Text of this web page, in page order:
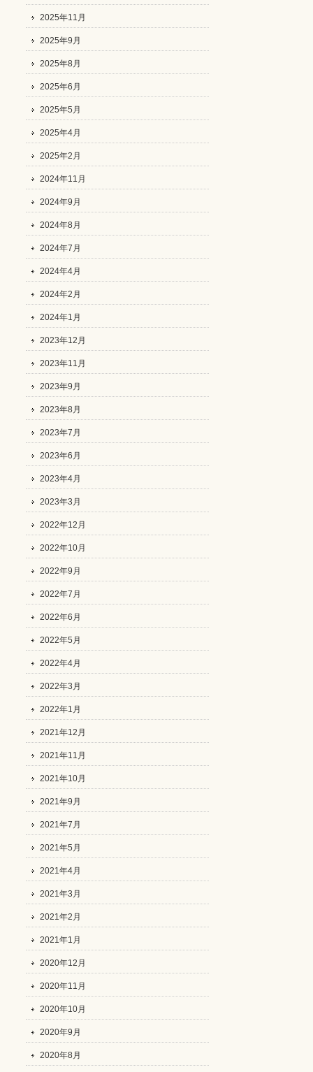
2025年11月
2025年9月
2025年8月
2025年6月
2025年5月
2025年4月
2025年2月
2024年11月
2024年9月
2024年8月
2024年7月
2024年4月
2024年2月
2024年1月
2023年12月
2023年11月
2023年9月
2023年8月
2023年7月
2023年6月
2023年4月
2023年3月
2022年12月
2022年10月
2022年9月
2022年7月
2022年6月
2022年5月
2022年4月
2022年3月
2022年1月
2021年12月
2021年11月
2021年10月
2021年9月
2021年7月
2021年5月
2021年4月
2021年3月
2021年2月
2021年1月
2020年12月
2020年11月
2020年10月
2020年9月
2020年8月